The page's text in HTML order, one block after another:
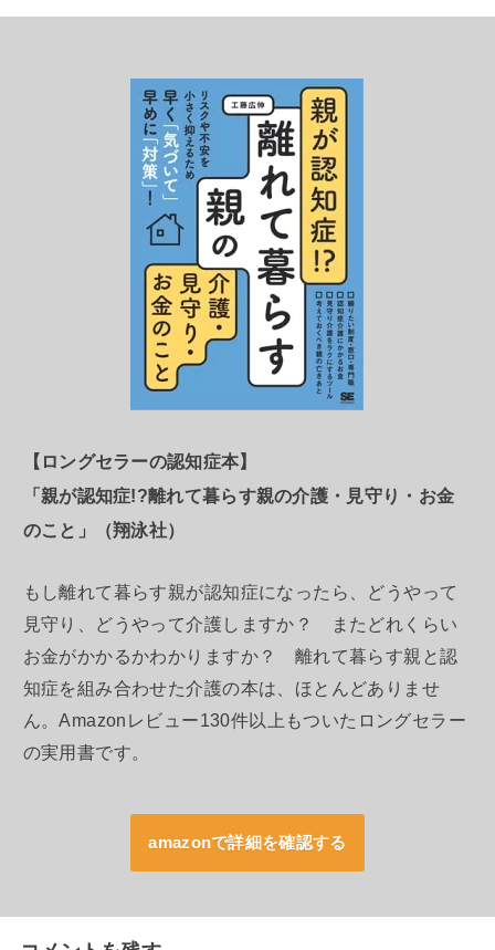
【ロングセラーの認知症本】
「親が認知症!?離れて暮らす親の介護・見守り・お金
のこと」（翔泳社）
もし離れて暮らす親が認知症になったら、どうやって
見守り、どうやって介護しますか？ またどれくらい
お金がかかるかわかりますか？ 離れて暮らす親と認
知症を組み合わせた介護の本は、ほとんどありませ
ん。Amazonレビュー130件以上もついたロングセラー
の実用書です。
amazonで詳細を確認する